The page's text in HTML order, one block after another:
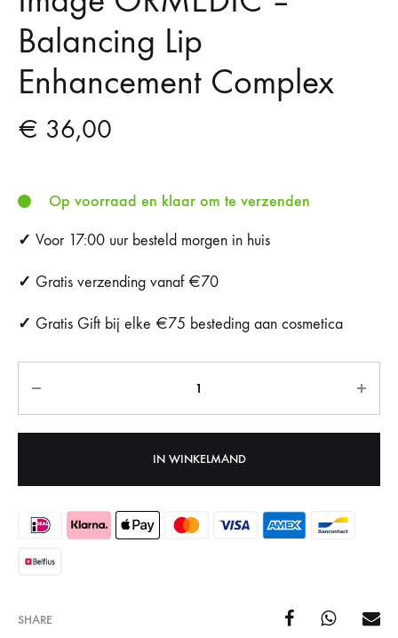
Balancing Lip
Enhancement Complex
€ 36,00
Op voorraad en klaar om te verzenden
✓ Voor 17:00 uur besteld morgen in huis
✓ Gratis verzending vanaf €70
✓ Gratis Gift bij elke €75 besteding aan cosmetica
IN WINKELMAND
SHARE